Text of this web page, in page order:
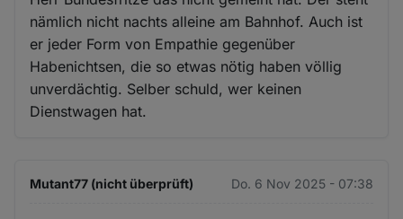
nämlich nicht nachts alleine am Bahnhof. Auch ist
er jeder Form von Empathie gegenüber
Habenichtsen, die so etwas nötig haben völlig
unverdächtig. Selber schuld, wer keinen
Dienstwagen hat.
Mutant77 (nicht überprüft) Do. 6 Nov 2025 - 07:38